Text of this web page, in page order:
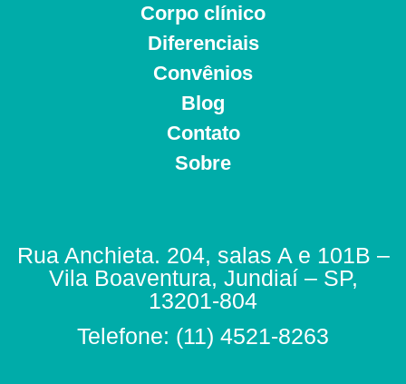
Corpo clínico
Diferenciais
Convênios
Blog
Contato
Sobre
Rua Anchieta. 204, salas A e 101B –
Vila Boaventura, Jundiaí – SP,
13201-804
Telefone: (11) 4521-8263